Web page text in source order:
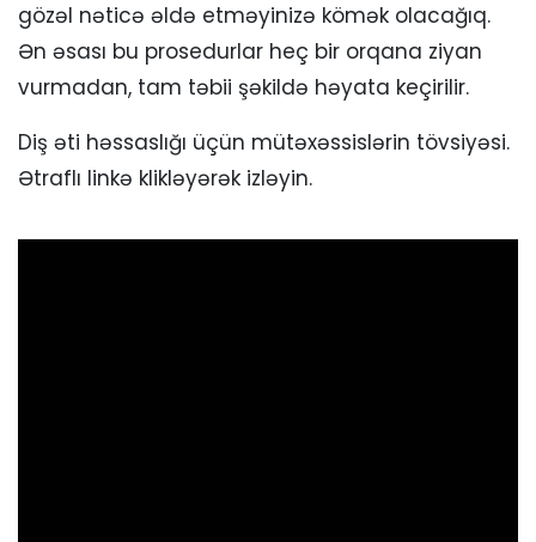
gözəl nəticə əldə etməyinizə kömək olacağıq.
Ən əsası bu prosedurlar heç bir orqana ziyan
vurmadan, tam təbii şəkildə həyata keçirilir.
Diş əti həssaslığı üçün mütəxəssislərin tövsiyəsi.
Ətraflı linkə klikləyərək izləyin.